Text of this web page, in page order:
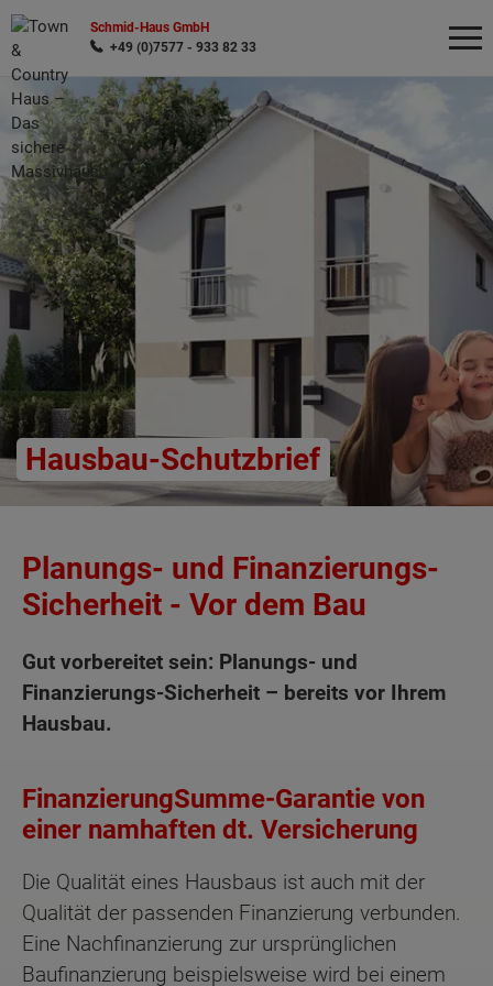
Schmid-Haus GmbH
+49 (0)7577 - 933 82 33
Hausbau-Schutzbrief
Planungs- und Finanzierungs-
Sicherheit - Vor dem Bau
Gut vorbereitet sein: Planungs- und
Finanzierungs-Sicherheit – bereits vor Ihrem
Hausbau.
FinanzierungSumme-Garantie von
einer namhaften dt. Versicherung
Die Qualität eines Hausbaus ist auch mit der
Qualität der passenden Finanzierung verbunden.
Eine Nachfinanzierung zur ursprünglichen
Baufinanzierung beispielsweise wird bei einem
Wonach möchten Sie suchen?